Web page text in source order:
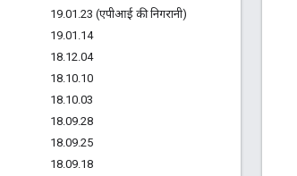
19.01 .23 (एपीआई की निगरानी)
19.01 .14
18.12.04
18.10.10
18.10.03
18.09.28
18.09.25
18.09.18